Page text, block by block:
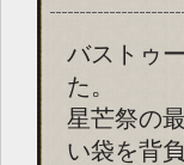
バストゥ
た。
星芒祭の
い袋を背